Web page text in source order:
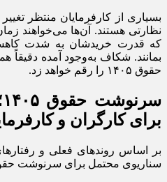
بسیاری از کارفرمایان منتظر
نظارتی هستند. آن‌ها می‌خواهند
که قدرت خریدشان به شدت کاهش
بمانند. شکاف به‌وجود آمده
حقوق ۱۴۰۵ را رقم خواهد زد.
برای کارگران و
بر اساس روندهای فعلی و
سناریوی محتمل برای سرنوشت حقوق ۱۴۰۵ ترسیم